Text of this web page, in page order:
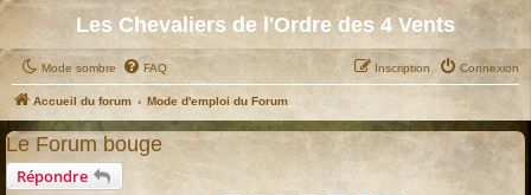
Les Chevaliers de l'Ordre des 4 Vents
Mode sombre FAQ Connexion
Inscription
Accueil du forum Mode d'emploi du Forum
Le Forum bouge
Répondre